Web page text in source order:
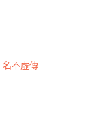
名不虛傳